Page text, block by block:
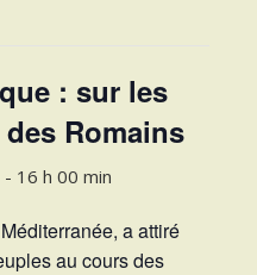
: sur les
Romains
- 16 h 00 min
a attiré
au cours des